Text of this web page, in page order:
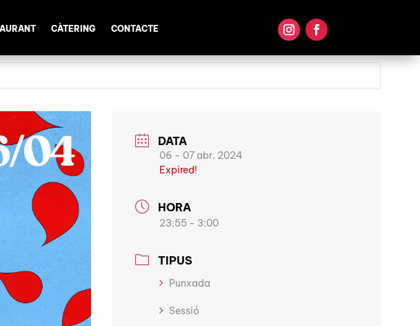
CÀTERING CONTACTE
DATA
06 - 07 abr. 2024
Expired!
HORA
23:55 - 3:00
TIPUS
Punxada
Sessió